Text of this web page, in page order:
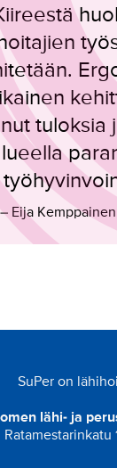
tuloksia
– Eija
SuPer on
lähi- ja